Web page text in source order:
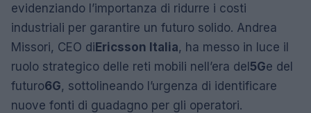
evidenziando l’importanza di ridurre i costi
industriali per garantire un futuro solido. Andrea
Missori, CEO diEricsson Italia, ha messo in luce il
ruolo strategico delle reti mobili nell’era del5Ge del
futuro6G, sottolineando l’urgenza di identificare
nuove fonti di guadagno per gli operatori.